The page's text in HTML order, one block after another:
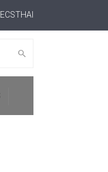
ECSTHAI